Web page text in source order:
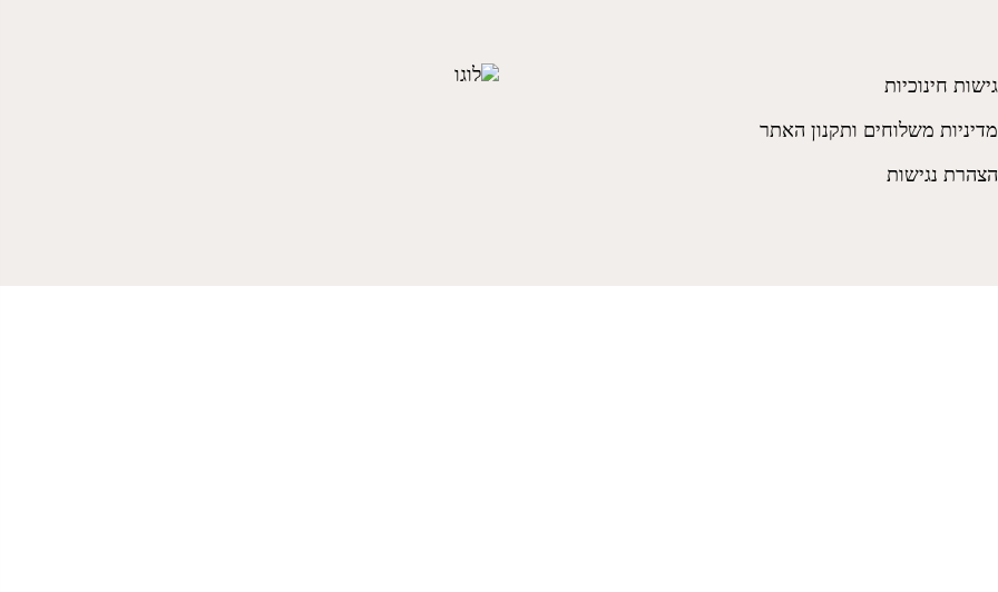
גישות חינוכיות
מדיניות משלוחים ותקנון האתר
הצהרת נגישות